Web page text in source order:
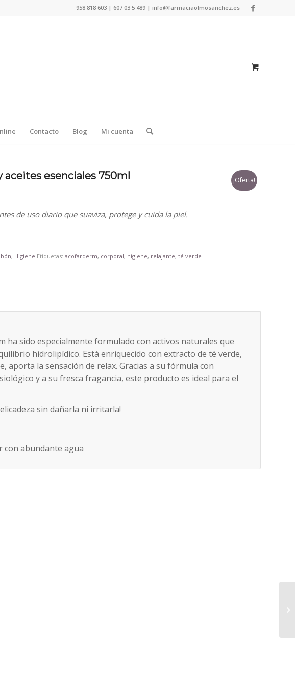
958 818 603 | 607 03 5 489 | info@farmaciaolmosanchez.es
Contacto Blog Mi cuenta
¡Oferta!
esenciales 750ml
de uso diario que suaviza, protege y cuida la piel.
, Higiene Etiquetas:acofarderm, corporal, higiene, relajante,té verde
ha sido especialmente formulado con activos naturales que
hidrolipídico. Está enriquecido con extracto de té verde,
aporta la sensación de relax. Gracias a su fórmula con
y a su fresca fragancia, este producto es ideal para el
sin dañarla ni irritarla!
con abundante agua